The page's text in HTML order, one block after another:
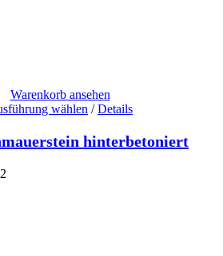
Warenkorb ansehen
wählen / Details
hinterbetoniert